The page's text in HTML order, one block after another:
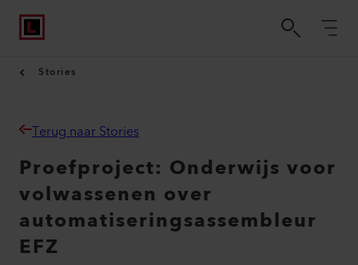
Stories
Terug naar Stories
Proefproject: Onderwijs voor
volwassenen over
automatiseringsassembleur
EFZ